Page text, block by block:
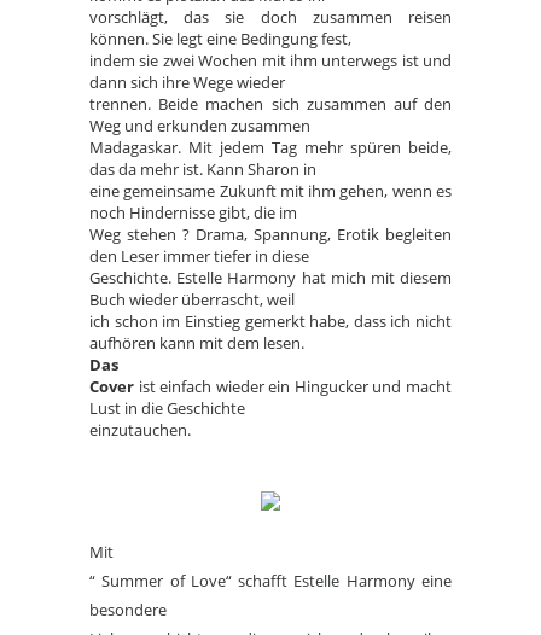
vorschlägt, das sie doch zusammen reisen
können. Sie legt eine Bedingung fest,
indem sie zwei Wochen mit ihm unterwegs ist und
dann sich ihre Wege wieder
trennen. Beide machen sich zusammen auf den
Weg und erkunden zusammen
Madagaskar. Mit jedem Tag mehr spüren beide,
das da mehr ist. Kann Sharon in
eine gemeinsame Zukunft mit ihm gehen, wenn es
noch Hindernisse gibt, die im
Weg stehen ? Drama, Spannung, Erotik begleiten
den Leser immer tiefer in diese
Geschichte. Estelle Harmony hat mich mit diesem
Buch wieder überrascht, weil
ich schon im Einstieg gemerkt habe, dass ich nicht
aufhören kann mit dem lesen.
Das
Cover ist einfach wieder ein Hingucker und macht
Lust in die Geschichte
einzutauchen.
Mit
“ Summer of Love“ schafft Estelle Harmony eine
besondere